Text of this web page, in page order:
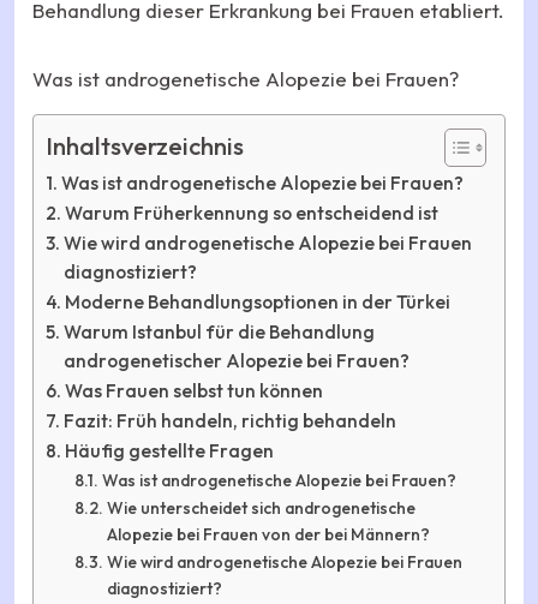
Behandlung dieser Erkrankung bei Frauen etabliert.
Was ist androgenetische Alopezie bei Frauen?
Inhaltsverzeichnis
Was ist androgenetische Alopezie bei Frauen?
Warum Früherkennung so entscheidend ist
Wie wird androgenetische Alopezie bei Frauen
diagnostiziert?
Moderne Behandlungsoptionen in der Türkei
Warum Istanbul für die Behandlung
androgenetischer Alopezie bei Frauen?
Was Frauen selbst tun können
Fazit: Früh handeln, richtig behandeln
Häufig gestellte Fragen
Was ist androgenetische Alopezie bei Frauen?
Wie unterscheidet sich androgenetische
Alopezie bei Frauen von der bei Männern?
Wie wird androgenetische Alopezie bei Frauen
diagnostiziert?